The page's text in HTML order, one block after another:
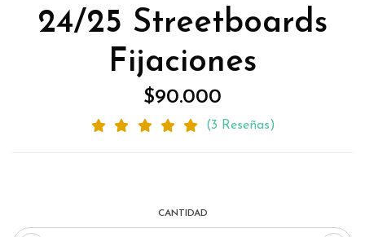
24/25 Streetboards
Fijaciones
$90.000
(3 Reseñas)
CANTIDAD